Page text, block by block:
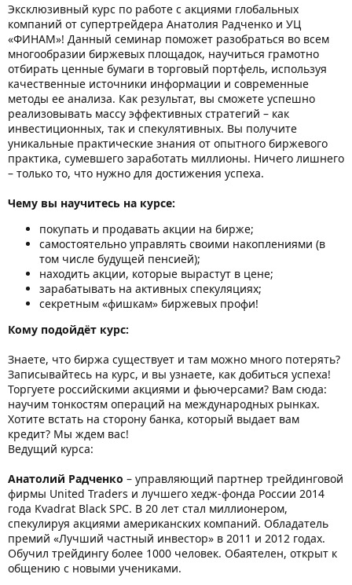
Эксклюзивный курс по работе с акциями глобальных
компаний от супертрейдера Анатолия Радченко и УЦ
«ФИНАМ»! Данный семинар поможет разобраться во всем
многообразии биржевых площадок, научиться грамотно
отбирать ценные бумаги в торговый портфель, используя
качественные источники информации и современные
методы ее анализа. Как результат, вы сможете успешно
реализовывать массу эффективных стратегий – как
инвестиционных, так и спекулятивных. Вы получите
уникальные практические знания от опытного биржевого
практика, сумевшего заработать миллионы. Ничего лишнего
– только то, что нужно для достижения успеха.
Чему вы научитесь на курсе:
покупать и продавать акции на бирже;
самостоятельно управлять своими накоплениями (в
том числе будущей пенсией);
находить акции, которые вырастут в цене;
зарабатывать на активных спекуляциях;
секретным «фишкам» биржевых профи!
Кому подойдёт курс:
Знаете, что биржа существует и там можно много потерять?
Записывайтесь на курс, и вы узнаете, как добиться успеха!
Торгуете российскими акциями и фьючерсами? Вам сюда:
научим тонкостям операций на международных рынках.
Хотите встать на сторону банка, который выдает вам
кредит? Мы ждем вас!
Ведущий курса:
Анатолий Радченко – управляющий партнер трейдинговой
фирмы United Traders и лучшего хедж-фонда России 2014
года Kvadrat Black SPC. В 20 лет стал миллионером,
спекулируя акциями американских компаний. Обладатель
премий «Лучший частный инвестор» в 2011 и 2012 годах.
Обучил трейдингу более 1000 человек. Обаятелен, открыт к
общению с новыми учениками.